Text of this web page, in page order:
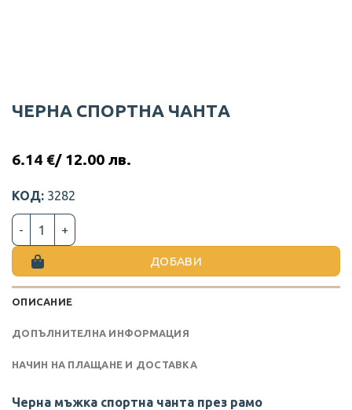
ЧЕРНА СПОРТНА ЧАНТA
6.14 €/ 12.00 лв.
КОД: 3282
количество за ЧЕРНА СПОРТНА ЧАНТA
ДОБАВИ
ОПИСАНИЕ
ДОПЪЛНИТЕЛНА ИНФОРМАЦИЯ
НАЧИН НА ПЛАЩАНЕ И ДОСТАВКА
Черна мъжка спортна чантa през рамо